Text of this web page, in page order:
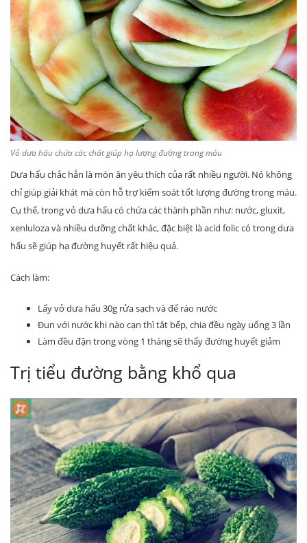
Vỏ dưa hấu chứa các chất giúp hạ lượng đường trong máu
Dưa hấu chắc hẳn là món ăn yêu thích của rất nhiều người. Nó không
chỉ giúp giải khát mà còn hỗ trợ kiểm soát tốt lượng đường trong máu.
Cụ thể, trong vỏ dưa hấu có chứa các thành phần như: nước, gluxit,
xenluloza và nhiều dưỡng chất khác, đặc biệt là acid folic có trong dưa
hấu sẽ giúp hạ đường huyết rất hiệu quả.
Cách làm:
Lấy vỏ dưa hấu 30g rửa sạch và để ráo nước
Đun với nước khi nào cạn thì tắt bếp, chia đều ngày uống 3 lần
Làm đều đặn trong vòng 1 tháng sẽ thấy đường huyết giảm
Trị tiểu đường bằng khổ qua